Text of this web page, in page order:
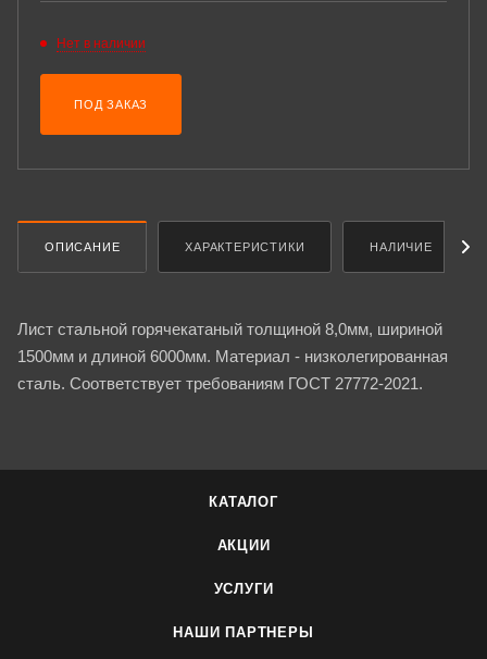
Нет в наличии
ПОД ЗАКАЗ
ОПИСАНИЕ ХАРАКТЕРИСТИКИ НАЛИЧИЕ
Лист стальной горячекатаный толщиной 8,0мм, шириной
1500мм и длиной 6000мм. Материал - низколегированная
сталь. Соответствует требованиям ГОСТ 27772-2021.
КАТАЛОГ
АКЦИИ
УСЛУГИ
НАШИ ПАРТНЕРЫ